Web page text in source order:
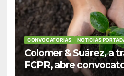
CONVOCATORIAS NOTICIAS
Colomer & Suárez, a
FCPR, abre